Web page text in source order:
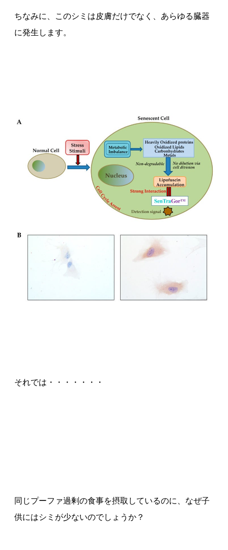
ちなみに、このシミは皮膚だけでなく、あらゆる臓器
に発生します。
それでは・・・・・・・
同じプーファ過剰の食事を摂取しているのに、なぜ子
供にはシミが少ないのでしょうか？